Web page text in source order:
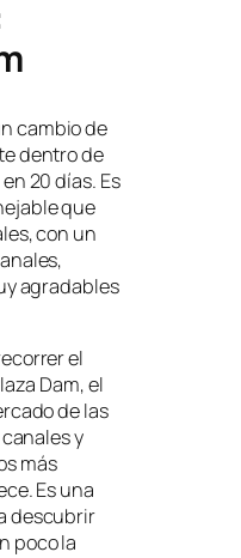
cambio de
dentro de
20 días. Es
que
con un
agradables
el
Dam, el
de las
y
más
Es una
descubrir
poco la